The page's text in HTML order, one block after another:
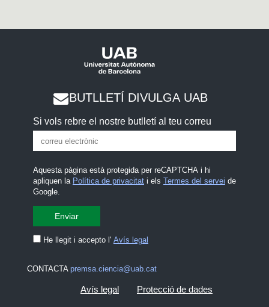
BUTLLETÍ DIVULGA UAB
Si vols rebre el nostre butlletí al teu correu
Aquesta pàgina està protegida per reCAPTCHA i hi
apliquen la Política de privacitati els Termes del servei de
Google.
He llegit i accepto l' Avís legal
CONTACTA premsa.ciencia@uab.cat
Avís legal Protecció de dades